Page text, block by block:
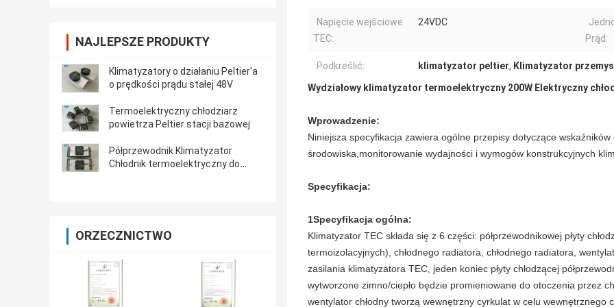
NAJLEPSZE PRODUKTY
Klimatyzatory o działaniu Peltier'a
o prędkości prądu stałej 48V
Termoelektryczny chłodziarz
powietrza Peltier stacji bazowej
Półprzewodnik Klimatyzator
Chłodnik termoelektryczny do
ORZECZNICTWO
Napięcie wejściowe
TEC:
24VDC
Prąd:
Podkreślić: klimatyzator peltier, Klimatyzator
Wydziałowy klimatyzator termoelektryczny 200W Elektryczny
Wprowadzenie:
Niniejsza specyfikacja zawiera ogólne przepisy dotyczące
środowiska,monitorowanie wydajności i wymogów konstrukcyjnych
Specyfikacja:
1Specyfikacja ogólna:
Klimatyzator TEC składa się z 6 części: półprzewodnikowej płyty
termoizolacyjnych), chłodnego radiatora, chłodnego radiatora,
zasilania klimatyzatora TEC, jeden koniec płyty chłodzącej
wytworzone zimno/ciepło będzie promieniowane do otoczenia przez
wentylator chłodny tworzą wewnętrzny cyrkulat w celu wewnętrznego